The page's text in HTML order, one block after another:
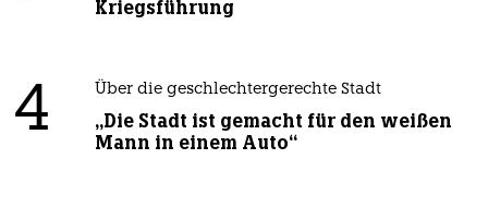
Kriegsführung
4 Über die geschlechtergerechte Stadt
„Die Stadt ist gemacht für den weißen
Mann in einem Auto“